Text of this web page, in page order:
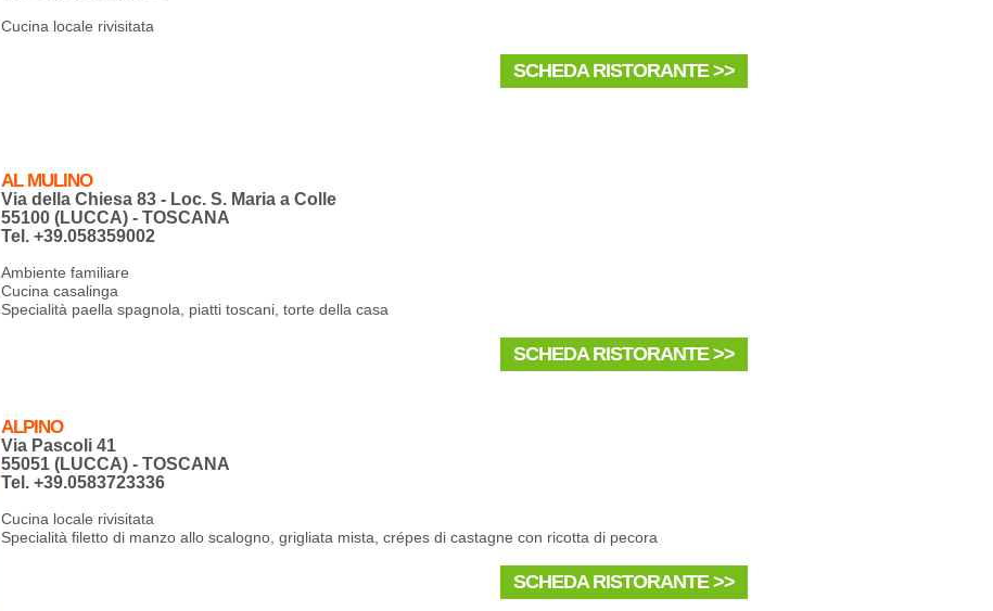
Cucina locale rivisitata
SCHEDA RISTORANTE >>
AL MULINO
Via della Chiesa 83 - Loc. S. Maria a Colle
55100 (LUCCA) - TOSCANA
Tel. +39.058359002
Ambiente familiare
Cucina casalinga
Specialità paella spagnola, piatti toscani, torte della casa
SCHEDA RISTORANTE >>
ALPINO
Via Pascoli 41
55051 (LUCCA) - TOSCANA
Tel. +39.0583723336
Cucina locale rivisitata
Specialità filetto di manzo allo scalogno, grigliata mista, crépes di castagne con ricotta di pecora
SCHEDA RISTORANTE >>